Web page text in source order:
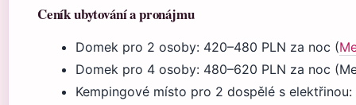
Ceník ubytování a pronájmu
Domek pro 2 osoby: 420–480 PLN za noc (
Domek pro 4 osoby: 480–620 PLN za noc
Kempingové místo pro 2 dospělé s